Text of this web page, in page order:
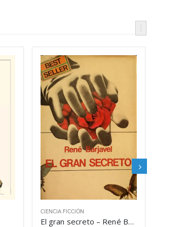
CIENCIA FICCIÓN
El gran secreto – René Barjavel